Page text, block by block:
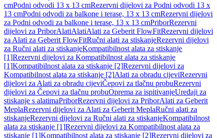
cmPodni odvodi 13 x 13 cmRezervni dijelovi za Podni odvodi 13 x
13 cmPodni odvodi za balkone i terase, 13 x 13 cmRezervni dijelovi
za Podni odvodi za balkone i terase, 13 x 13 cmPriborRezervni
dijelovi za PriborAlatiAlatiAlati za Geberit FlowFitRezervni dijelovi
za Alati za Geberit FlowFitRučni alati za stiskanjeRezervni dijelovi
za Ručni alati za stiskanjeKompatibilnost alata za stiskanje
[1]Rezervni dijelovi za Kompatibilnost alata za stiskanje
[1]Kompatibilnost alata za stiskanje [2]Rezervni dijelovi za
Kompatibilnost alata za stiskanje [2]Alati za obradu cijeviRezervni
dijelovi za Alati za obradu cijeviČepovi za tlačnu probuRezervni
dijelovi za Čepovi za tlačnu probuOprema za ispitivanjeUređaji za
stiskanje s alatimaPriborRezervni dijelovi za PriborAlati za Geberit
MeplaRezervni dijelovi za Alati za Geberit MeplaRučni alati za
stiskanjeRezervni dijelovi za Ručni alati za stiskanjeKompatibilnost
alata za stiskanje [1]Rezervni dijelovi za Kompatibilnost alata za
stiskanje [1]Kompatibilnost alata za stiskanje [2]Rezervni dijelovi za